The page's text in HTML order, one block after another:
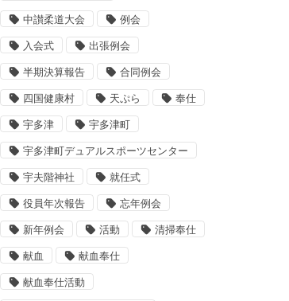
中讃柔道大会 例会
入会式 出張例会
半期決算報告 合同例会
四国健康村 天ぷら 奉仕
宇多津 宇多津町
宇多津町デュアルスポーツセンター
宇夫階神社 就任式
役員年次報告 忘年例会
新年例会 活動 清掃奉仕
献血 献血奉仕
献血奉仕活動